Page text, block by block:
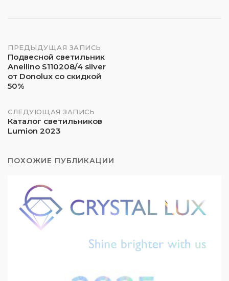
Навигация
по
ПРЕДЫДУЩАЯ ЗАПИСЬ
Подвесной светильник
Anellino S110208/4 silver
от Donolux со скидкой
50%
СЛЕДУЮЩАЯ ЗАПИСЬ
Каталог светильников
Lumion 2023
ПОХОЖИЕ ПУБЛИКАЦИИ